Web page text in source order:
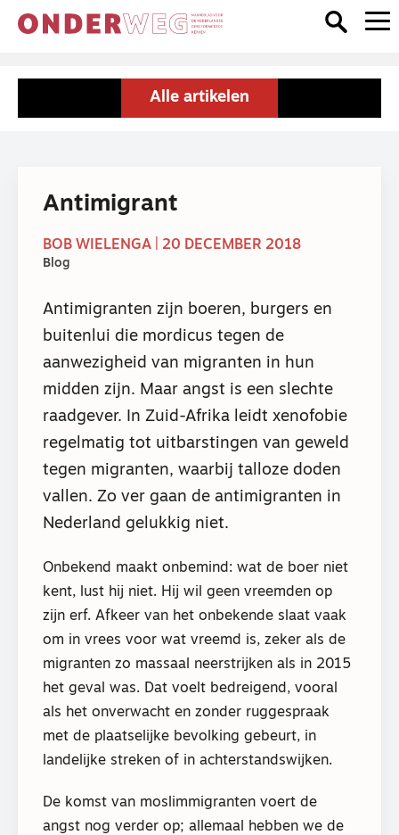
Alle artikelen
Antimigrant
BOB WIELENGA | 20 DECEMBER 2018
Blog
Antimigranten zijn boeren, burgers en
buitenlui die mordicus tegen de
aanwezigheid van migranten in hun
midden zijn. Maar angst is een slechte
raadgever. In Zuid-Afrika leidt xenofobie
regelmatig tot uitbarstingen van geweld
tegen migranten, waarbij talloze doden
vallen. Zo ver gaan de antimigranten in
Nederland gelukkig niet.
Onbekend maakt onbemind: wat de boer niet
kent, lust hij niet. Hij wil geen vreemden op
zijn erf. Afkeer van het onbekende slaat vaak
om in vrees voor wat vreemd is, zeker als de
migranten zo massaal neerstrijken als in 2015
het geval was. Dat voelt bedreigend, vooral
als het onverwacht en zonder ruggespraak
met de plaatselijke bevolking gebeurt, in
landelijke streken of in achterstandswijken.
De komst van moslimmigranten voert de
angst nog verder op; allemaal hebben we de